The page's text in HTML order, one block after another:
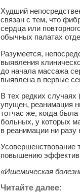
Худший
связан с тем, что
сердца или
обычных палатах
Разумеется,
выявления
до начала массажа
выявлена в первые
В тех редких случаях
упущен, реанимация
тотчас же, когда
больных, у которых
в реанимации ни разу
Усовершенствование
повышению
«Ишемическая
Читайте далее: